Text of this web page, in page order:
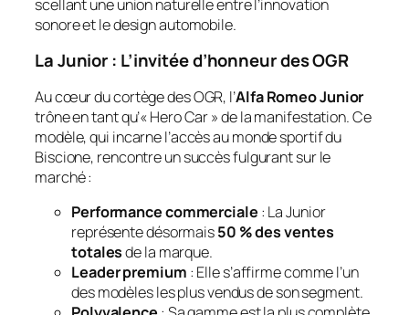
scellant une union naturelle entre l’innovation
sonore et le design automobile.
La Junior : L’invitée d’honneur des OGR
Au cœur du cortège des OGR, l’Alfa Romeo Junior
trône en tant qu’« Hero Car » de la manifestation. Ce
modèle, qui incarne l’accès au monde sportif du
Biscione, rencontre un succès fulgurant sur le
marché :
Performance commerciale : La Junior
représente désormais50 % des ventes
totalesde la marque.
Leader premium : Elle s’affirme comme l’un
des modèles les plus vendus de son segment.